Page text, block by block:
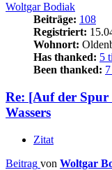
Woltgar Bodiak
Beiträge: 108
Registriert:
Wohnort:
Has thanked: 5
Been thanked:
Re: [Auf der Spur
Wassers
Zitat
Beitrag von Woltgar